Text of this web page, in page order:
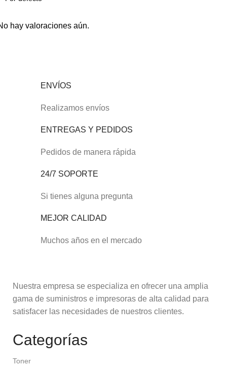
hay valoraciones aún.
ENVÍOS
Realizamos envíos
ENTREGAS Y PEDIDOS
Pedidos de manera rápida
24/7 SOPORTE
Si tienes alguna pregunta
MEJOR CALIDAD
Muchos años en el mercado
Nuestra empresa se especializa en ofrecer una amplia
gama de suministros e impresoras de alta calidad para
satisfacer las necesidades de nuestros clientes.
Categorías
Toner